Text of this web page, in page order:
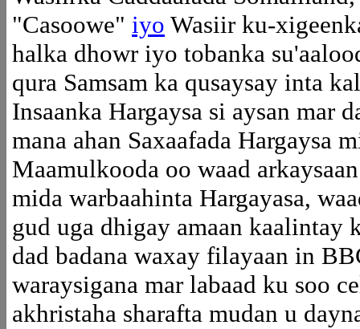
"Casoowe" iyo Wasiir ku-
halka dhowr iyo tobanka
qura Samsam ka qusaysay inta
Insaanka Hargaysa si aysan mar
mana ahan Saxaafada Hargaysa
Maamulkooda oo waad
mida warbaahinta Hargayasa,
gud uga dhigay amaan kaalintay
dad badana waxay filayaan in
waraysigana mar labaad ku soo
akhristaha sharafta mudan u